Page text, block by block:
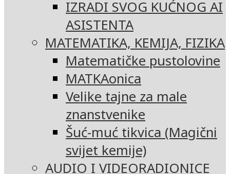
IZRADI SVOG KUĆNOG AI
ASISTENTA
MATEMATIKA, KEMIJA, FIZIKA
Matematičke pustolovine
MATKAonica
Velike tajne za male
znanstvenike
Šuć-muć tikvica (Magični
svijet kemije)
AUDIO I VIDEORADIONICE